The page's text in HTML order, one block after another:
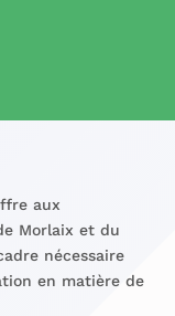
aux
Morlaix et du
nécessaire
en matière de